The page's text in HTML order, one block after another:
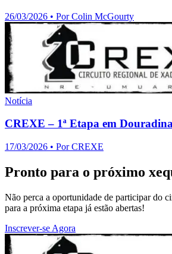
26/03/2026 • PorColin McGourty
Notícia
CREXE – 1ª Etapa em
17/03/2026 • PorCREXE
Pronto para o próximo
Não perca a oportunidade de participar do
para a próxima etapa já estão abertas!
Inscrever-se Agora